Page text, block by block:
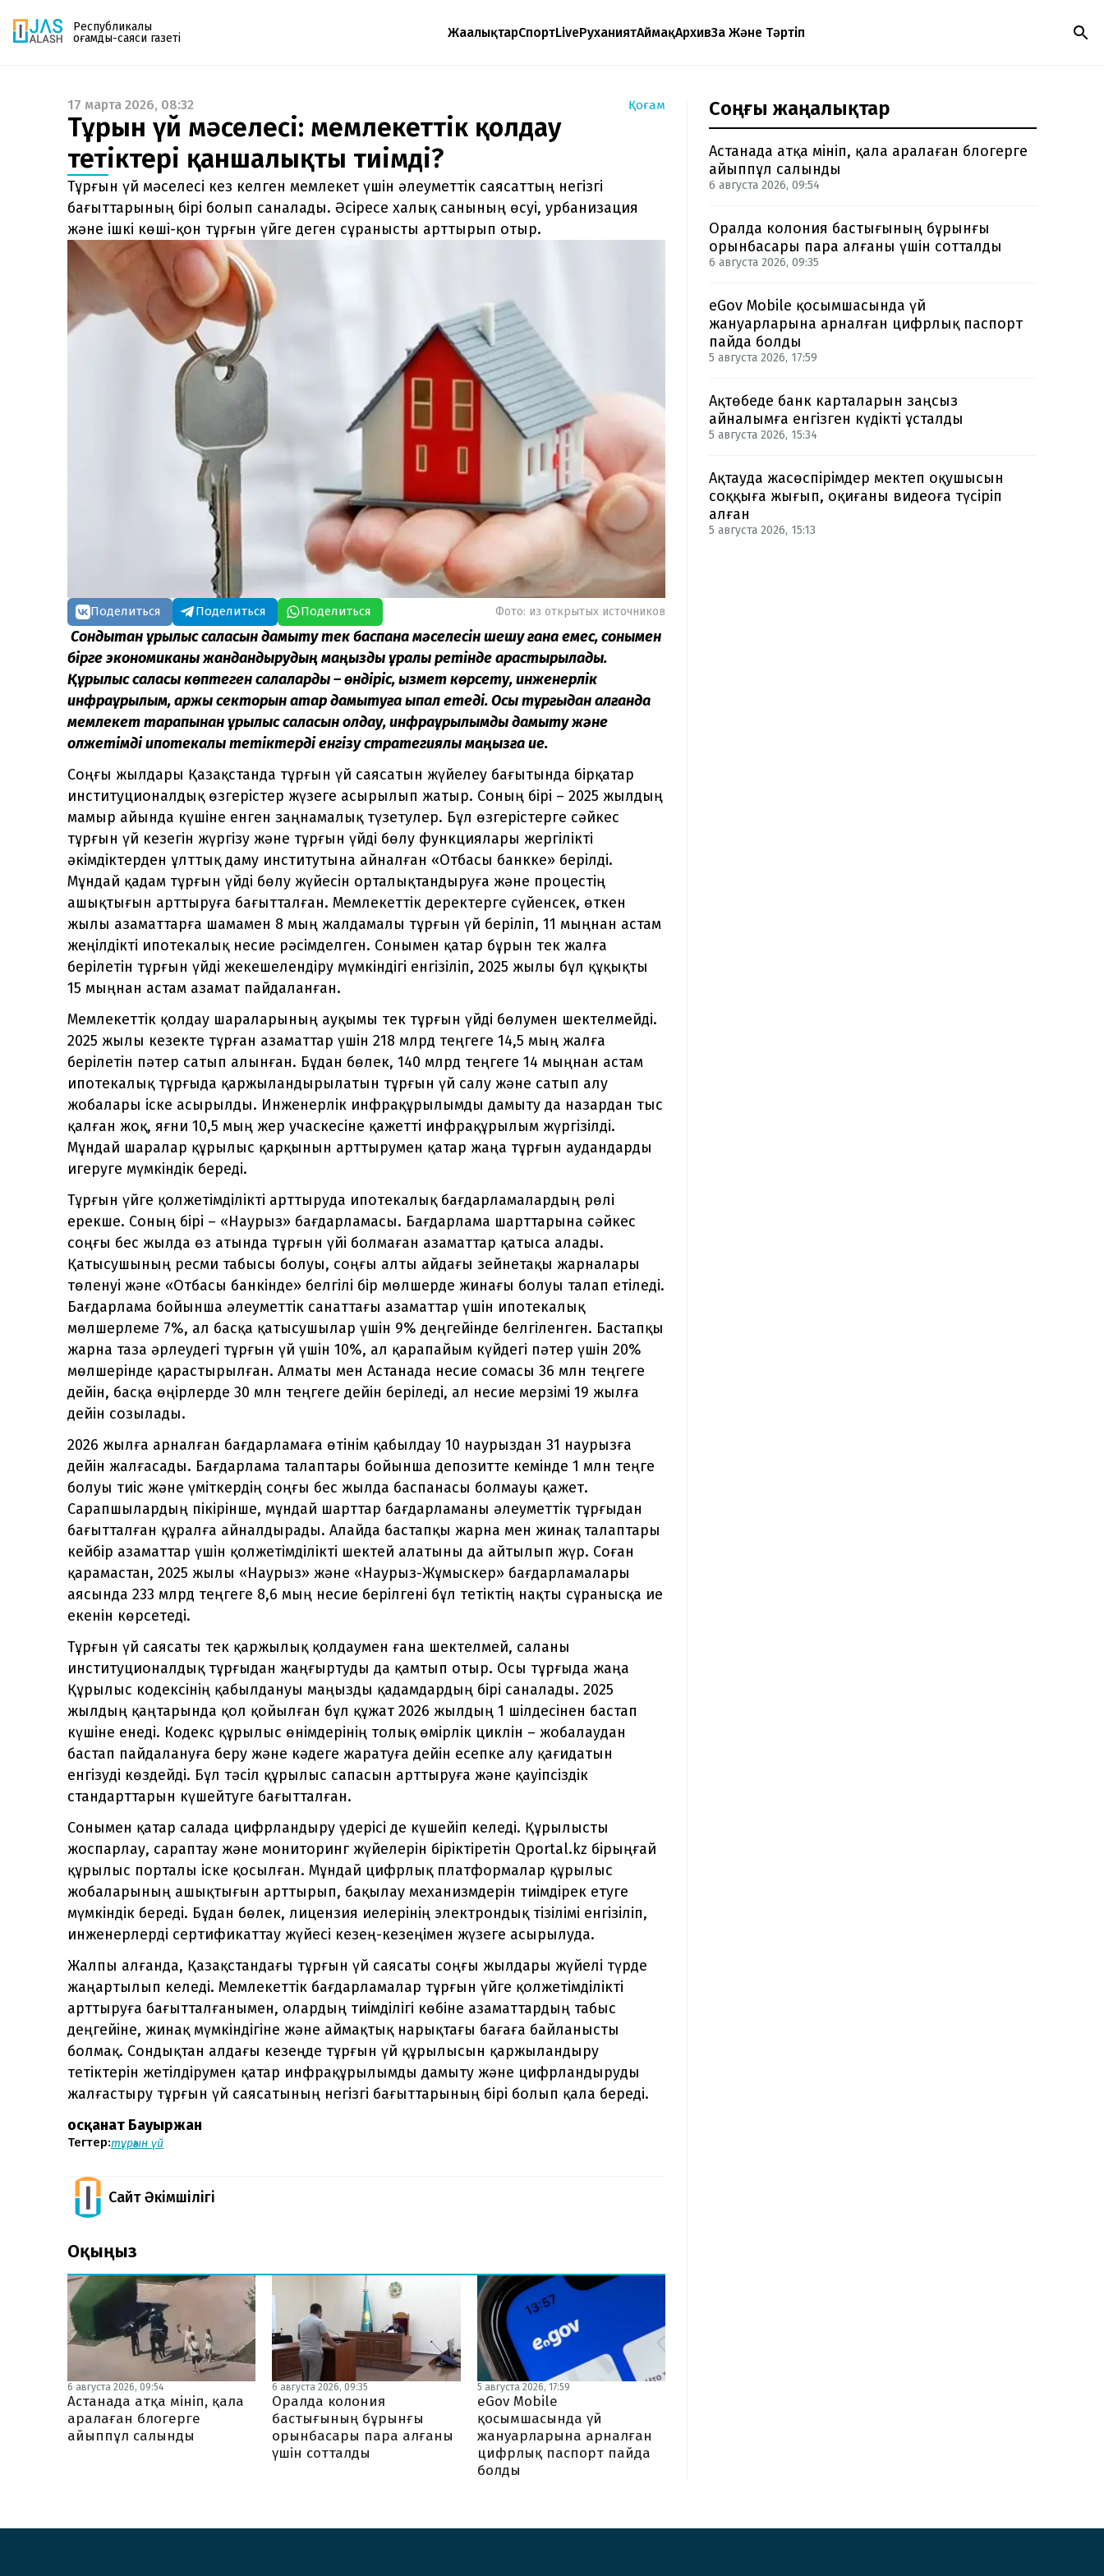
Республикалық
қоғамдық-саяси газеті
ЖаңалықтарСпортLiveРуханиятАймақАрхивЗаң Және Тәртіп
Газетке жазылу
PDF форматтағы газетті ай сайын электронды
поштаңызға алып отырыңыз. Жаңа нөмір
шыққан сәтте сізге бірден жіберіледі. Тек email
енгізіңіз, біз қалғанын өзіміз жібереміз.
17 марта 2026, 08:32 Қоғам
Тұрғын үй мәселесі: мемлекеттік қолдау
тетіктері қаншалықты тиімді?
Тұрғын үй мәселесі кез келген мемлекет үшін әлеуметтік саясаттың негізгі
бағыттарының бірі болып саналады. Әсіресе халық санының өсуі, урбанизация
және ішкі көші-қон тұрғын үйге деген сұранысты арттырып отыр.
Поделиться Поделиться Поделиться Фото: из открытых источников
Сондықтан құрылыс саласын дамыту тек баспана мәселесін шешу ғана емес, сонымен
бірге экономиканы жандандырудың маңызды құралы ретінде қарастырылады.
Құрылыс саласы көптеген салаларды–өндіріс, қызмет көрсету, инженерлік
инфрақұрылым, қаржы секторын қатар дамытуға ықпал етеді. Осы тұрғыдан алғанда
мемлекет тарапынан құрылыс саласын қолдау, инфрақұрылымды дамыту және
қолжетімді ипотекалық тетіктерді енгізу стратегиялық маңызға ие.
Соңғы жылдары Қазақстанда тұрғын үй саясатын жүйелеу бағытында бірқатар
институционалдық өзгерістер жүзеге асырылып жатыр. Соның бірі – 2025 жылдың
мамыр айында күшіне енген заңнамалық түзетулер. Бұл өзгерістерге сәйкес
тұрғын үй кезегін жүргізу және тұрғын үйді бөлу функциялары жергілікті
әкімдіктерден ұлттық даму институтына айналған «Отбасы банкке» берілді.
Мұндай қадам тұрғын үйді бөлу жүйесін орталықтандыруға және процестің
ашықтығын арттыруға бағытталған. Мемлекеттік деректерге сүйенсек, өткен
жылы азаматтарға шамамен 8 мың жалдамалы тұрғын үй беріліп, 11 мыңнан астам
жеңілдікті ипотекалық несие рәсімделген. Сонымен қатар бұрын тек жалға
берілетін тұрғын үйді жекешелендіру мүмкіндігі енгізіліп, 2025 жылы бұл құқықты
15 мыңнан астам азамат пайдаланған.
Мемлекеттік қолдау шараларының ауқымы тек тұрғын үйді бөлумен шектелмейді.
2025 жылы кезекте тұрған азаматтар үшін 218 млрд теңгеге 14,5 мың жалға
берілетін пәтер сатып алынған. Бұдан бөлек, 140 млрд теңгеге 14 мыңнан астам
ипотекалық тұрғыда қаржыландырылатын тұрғын үй салу және сатып алу
жобалары іске асырылды. Инженерлік инфрақұрылымды дамыту да назардан тыс
қалған жоқ, яғни 10,5 мың жер учаскесіне қажетті инфрақұрылым жүргізілді.
Мұндай шаралар құрылыс қарқынын арттырумен қатар жаңа тұрғын аудандарды
игеруге мүмкіндік береді.
Тұрғын үйге қолжетімділікті арттыруда ипотекалық бағдарламалардың рөлі
ерекше. Соның бірі – «Наурыз» бағдарламасы. Бағдарлама шарттарына сәйкес
соңғы бес жылда өз атында тұрғын үйі болмаған азаматтар қатыса алады.
Қатысушының ресми табысы болуы, соңғы алты айдағы зейнетақы жарналары
төленуі және «Отбасы банкінде» белгілі бір мөлшерде жинағы болуы талап етіледі.
Бағдарлама бойынша әлеуметтік санаттағы азаматтар үшін ипотекалық
мөлшерлеме 7%, ал басқа қатысушылар үшін 9% деңгейінде белгіленген. Бастапқы
жарна таза әрлеудегі тұрғын үй үшін 10%, ал қарапайым күйдегі пәтер үшін 20%
мөлшерінде қарастырылған. Алматы мен Астанада несие сомасы 36 млн теңгеге
дейін, басқа өңірлерде 30 млн теңгеге дейін беріледі, ал несие мерзімі 19 жылға
дейін созылады.
2026 жылға арналған бағдарламаға өтінім қабылдау 10 наурыздан 31 наурызға
дейін жалғасады. Бағдарлама талаптары бойынша депозитте кемінде 1 млн теңге
болуы тиіс және үміткердің соңғы бес жылда баспанасы болмауы қажет.
Сарапшылардың пікірінше, мұндай шарттар бағдарламаны әлеуметтік тұрғыдан
бағытталған құралға айналдырады. Алайда бастапқы жарна мен жинақ талаптары
кейбір азаматтар үшін қолжетімділікті шектей алатыны да айтылып жүр. Соған
қарамастан, 2025 жылы «Наурыз» және «Наурыз-Жұмыскер» бағдарламалары
аясында 233 млрд теңгеге 8,6 мың несие берілгені бұл тетіктің нақты сұранысқа ие
екенін көрсетеді.
Тұрғын үй саясаты тек қаржылық қолдаумен ғана шектелмей, саланы
институционалдық тұрғыдан жаңғыртуды да қамтып отыр. Осы тұрғыда жаңа
Құрылыс кодексінің қабылдануы маңызды қадамдардың бірі саналады. 2025
жылдың қаңтарында қол қойылған бұл құжат 2026 жылдың 1 шілдесінен бастап
күшіне енеді. Кодекс құрылыс өнімдерінің толық өмірлік циклін – жобалаудан
бастап пайдалануға беру және кәдеге жаратуға дейін есепке алу қағидатын
енгізуді көздейді. Бұл тәсіл құрылыс сапасын арттыруға және қауіпсіздік
стандарттарын күшейтуге бағытталған.
Сонымен қатар салада цифрландыру үдерісі де күшейіп келеді. Құрылысты
жоспарлау, сараптау және мониторинг жүйелерін біріктіретін Qportal.kz бірыңғай
құрылыс порталы іске қосылған. Мұндай цифрлық платформалар құрылыс
жобаларының ашықтығын арттырып, бақылау механизмдерін тиімдірек етуге
мүмкіндік береді. Бұдан бөлек, лицензия иелерінің электрондық тізілімі енгізіліп,
инженерлерді сертификаттау жүйесі кезең-кезеңімен жүзеге асырылуда.
Жалпы алғанда, Қазақстандағы тұрғын үй саясаты соңғы жылдары жүйелі түрде
жаңартылып келеді. Мемлекеттік бағдарламалар тұрғын үйге қолжетімділікті
арттыруға бағытталғанымен, олардың тиімділігі көбіне азаматтардың табыс
деңгейіне, жинақ мүмкіндігіне және аймақтық нарықтағы бағаға байланысты
болмақ. Сондықтан алдағы кезеңде тұрғын үй құрылысын қаржыландыру
тетіктерін жетілдірумен қатар инфрақұрылымды дамыту және цифрландыруды
жалғастыру тұрғын үй саясатының негізгі бағыттарының бірі болып қала береді.
Қосқанат Бауыржан
Тегтер:тұрғын үй
Сайт Әкімшілігі
Оқыңыз
6 августа 2026, 09:54
Астанада атқа мініп, қала
аралаған блогерге
айыппұл салынды
6 августа 2026, 09:35
Оралда колония
бастығының бұрынғы
орынбасары пара алғаны
үшін сотталды
5 августа 2026, 17:59
eGov Mobile
қосымшасында үй
жануарларына арналған
цифрлық паспорт пайда
болды
Соңғы жаңалықтар
Астанада атқа мініп, қала аралаған блогерге
айыппұл салынды
6 августа 2026, 09:54
Оралда колония бастығының бұрынғы
орынбасары пара алғаны үшін сотталды
6 августа 2026, 09:35
eGov Mobile қосымшасында үй
жануарларына арналған цифрлық паспорт
пайда болды
5 августа 2026, 17:59
Ақтөбеде банк карталарын заңсыз
айналымға енгізген күдікті ұсталды
5 августа 2026, 15:34
Ақтауда жасөспірімдер мектеп оқушысын
соққыға жығып, оқиғаны видеоға түсіріп
алған
5 августа 2026, 15:13